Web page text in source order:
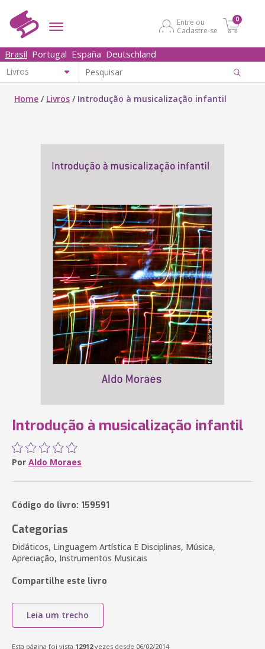
Entre ou
Cadastre-se
0
Brasil Portugal España Deutschland
Home / Livros / Introdução à musicalização infantil
Introdução à musicalização infantil
Por Aldo Moraes
Código do livro: 159591
Categorias
Didáticos, Linguagem Artística E Disciplinas, Música,
Apreciação, Instrumentos Musicais
Compartilhe este livro
Leia um trecho
Esta página foi vista 12912vezes desde 06/02/2014